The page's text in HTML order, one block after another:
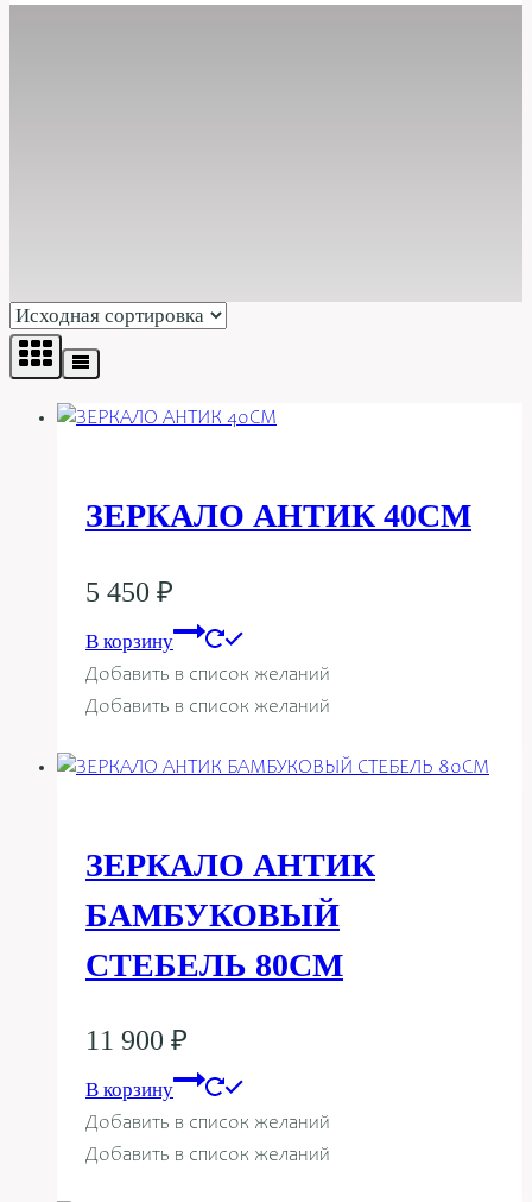
Главная / Магазин / Интерьер и декор
мебель и аксессуары
Зеркала
ЗЕРКАЛО АНТИК 40СМ
5 450 ₽
В корзину
Добавить в список желаний
Добавить в список желаний
ЗЕРКАЛО АНТИК
БАМБУКОВЫЙ
СТЕБЕЛЬ 80СМ
11 900 ₽
В корзину
Добавить в список желаний
Добавить в список желаний